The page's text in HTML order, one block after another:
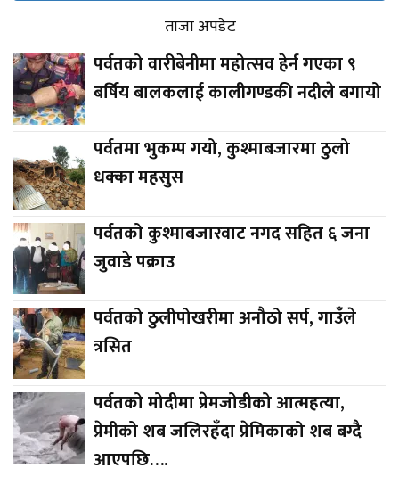
ताजा अपडेट
पर्वतको वारीबेनीमा महोत्सव हेर्न गएका ९
बर्षिय बालकलाई कालीगण्डकी नदीले बगायो
पर्वतमा भुकम्प गयो, कुश्माबजारमा ठुलो
धक्का महसुस
पर्वतको कुश्माबजारवाट नगद सहित ६ जना
जुवाडे पक्राउ
पर्वतको ठुलीपोखरीमा अनौठो सर्प, गाउँले
त्रसित
पर्वतको मोदीमा प्रेमजोडीको आत्महत्या,
प्रेमीको शब जलिरहँदा प्रेमिकाको शब बग्दै
आएपछि….